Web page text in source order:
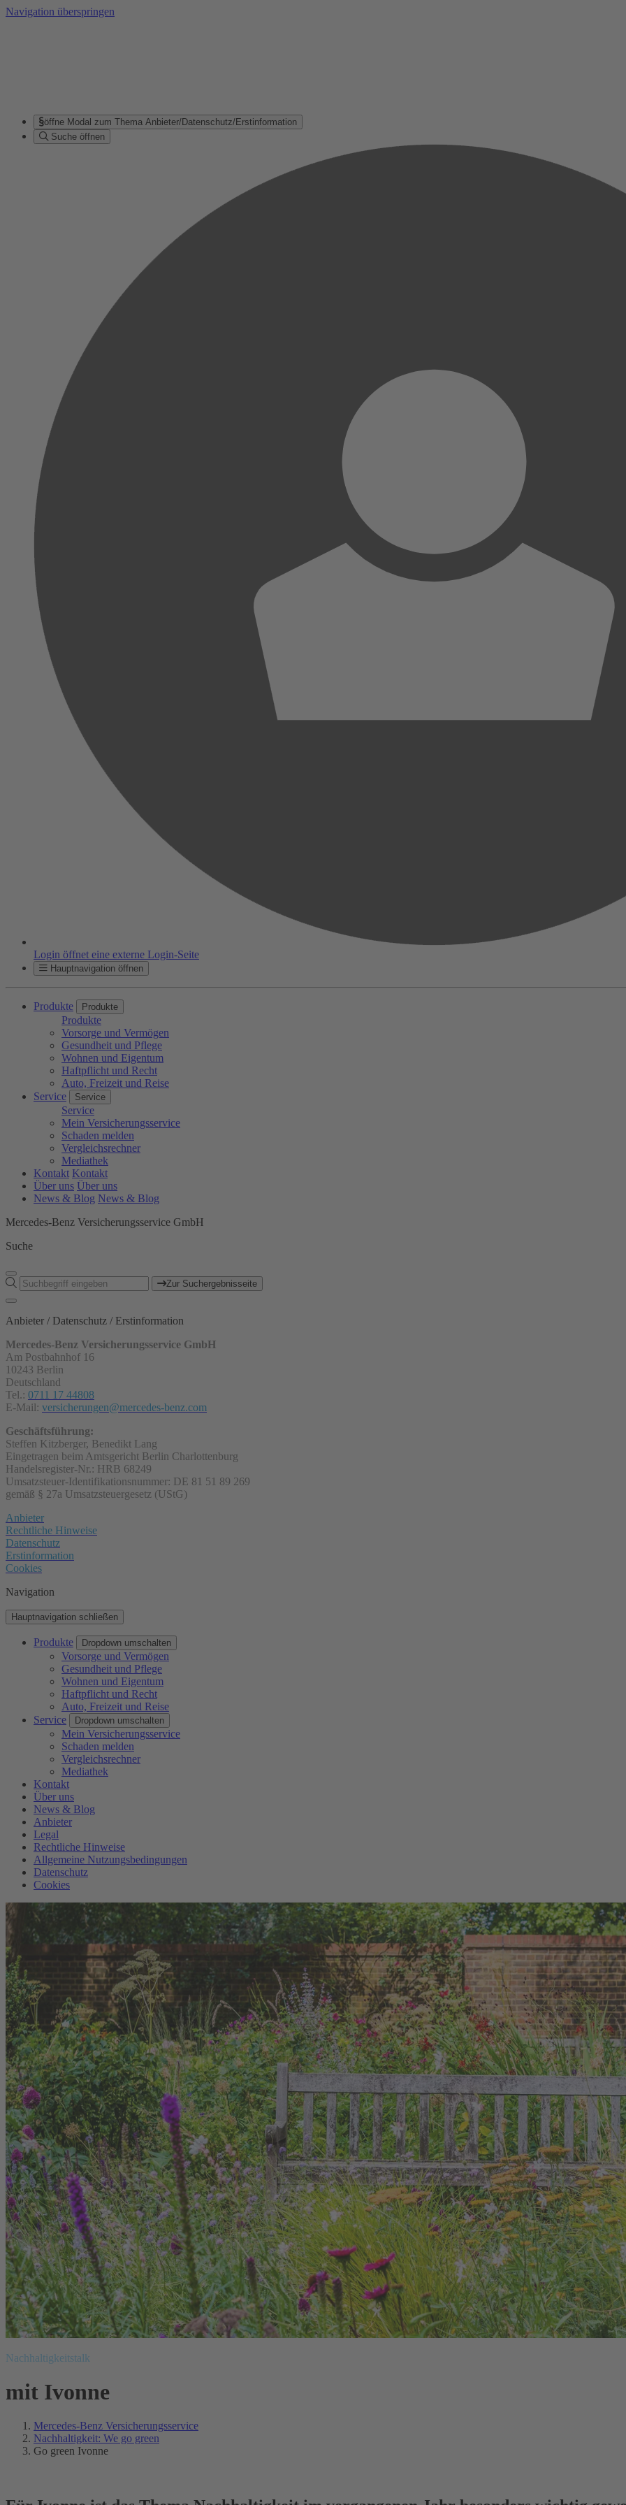
Navigation überspringen
öffne Modal zum Thema Anbieter/Datenschutz/Erstinformation
Suche öffnen
Login öffnet eine externe Login-Seite
Hauptnavigation öffnen
Produkte Produkte
Produkte
Vorsorge und Vermögen
Gesundheit und Pflege
Wohnen und Eigentum
Haftpflicht und Recht
Auto, Freizeit und Reise
Service
Service
Service
Mein Versicherungsservice
Schaden melden
Vergleichsrechner
Mediathek
Kontakt Kontakt
Über uns Über uns
News & Blog News & Blog
Mercedes-Benz Versicherungsservice GmbH
Suche
Zur Suchergebnisseite
Anbieter / Datenschutz / Erstinformation
Mercedes-Benz Versicherungsservice GmbH
Am Postbahnhof 16
10243 Berlin
Deutschland
Tel.: 0711 17 44808
E-Mail: versicherungen@mercedes-benz.com
Geschäftsführung:
Steffen Kitzberger, Benedikt Lang
Eingetragen beim Amtsgericht Berlin Charlottenburg
Handelsregister-Nr.: HRB 68249
Umsatzsteuer-Identifikationsnummer: DE 81 51 89 269
gemäß § 27a Umsatzsteuergesetz (UStG)
Anbieter
Rechtliche Hinweise
Datenschutz
Erstinformation
Cookies
Navigation
Hauptnavigation schließen
Produkte Dropdown umschalten
Vorsorge und Vermögen
Gesundheit und Pflege
Wohnen und Eigentum
Haftpflicht und Recht
Auto, Freizeit und Reise
Service
Dropdown umschalten
Mein Versicherungsservice
Schaden melden
Vergleichsrechner
Mediathek
Kontakt
Über uns
News & Blog
Anbieter
Legal
Rechtliche Hinweise
Allgemeine Nutzungsbedingungen
Datenschutz
Cookies
Nachhaltigkeitstalk
mit Ivonne
Mercedes-Benz Versicherungsservice
Nachhaltigkeit: We go green
Go green Ivonne